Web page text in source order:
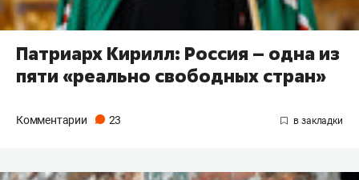
Патриарх Кирилл: Россия – одна из
пяти «реально свободных стран»
Комментарии 23